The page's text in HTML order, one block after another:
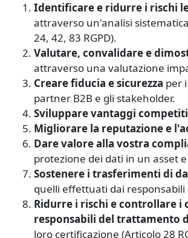
Identificare e ridurre i rischi
attraverso un'analisi
24, 42, 83 RGPD).
Valutare, convalidare e
attraverso una valutazione
Creare fiducia e sicurezza per
partner B2B e gli stakeholder.
Sviluppare vantaggi
Migliorare la reputazione e
Dare valore alla vostra
protezione dei dati in un asset
Sostenere i trasferimenti di
quelli effettuati dai responsabili
Ridurre i rischi e controllare i
responsabili del trattamento
loro certificazione (Articolo 28